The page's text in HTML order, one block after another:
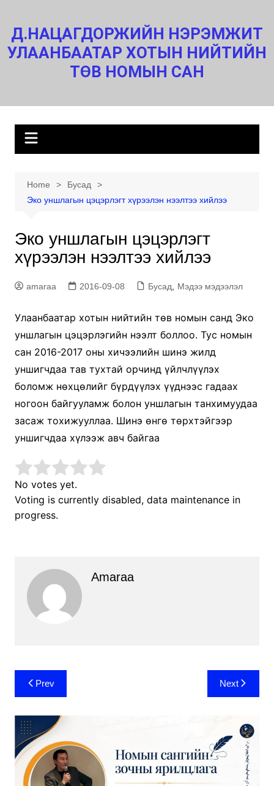
content
Д.НАЦАГДОРЖИЙН НЭРЭМЖИТ
УЛААНБААТАР ХОТЫН НИЙТИЙН
ТӨВ НОМЫН САН
Home
Бусад
Эко уншлагын цэцэрлэгт хүрээлэн нээлтээ хийлээ
Эко уншлагын цэцэрлэгт
хүрээлэн нээлтээ хийлээ
amaraa 2016-09-08 Бусад Мэдээ мэдээлэл
Улаанбаатар хотын нийтийн төв номын санд Эко
уншлагын цэцэрлэгийн нээлт боллоо. Тус номын
сан 2016-2017 оны хичээлийн шинэ жилд
уншигчдаа тав тухтай орчинд үйлчлүүлэх
боломж нөхцөлийг бүрдүүлэх үүднээс гадаах
ногоон байгууламж болон уншлагын танхимуудаа
засаж тохижууллаа. Шинэ өнгө төрхтэйгээр
уншигчдаа хүлээж авч байгаа
No votes yet.
Voting is currently disabled, data maintenance in
progress.
Amaraa
Post
navigation
Prev Next